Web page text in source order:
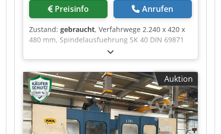
Preisinfo Anrufen
Zustand: gebraucht, Verfahrwege 2.240 x 420 x
480 mm, Spindelausfuehrung SK 40 DIN 69871
A, Drehzahlbereich 60–6.000 1/min. Steuerung
HEIDENHAIN TNC 430 PA, Messsystem
Heidenhain LS 186 in allen drei Achsen,
Kugelrollspindeln Fabrikat Deutsche Star.
Werkzeugwechsler fuer 22 SMK-Aufnahmen.
Ausstattung: Innenkuehlmittelzufuhr 20 bar,
externe Bandfilteranlage,
Scharnierbandspaenefoerderer, und B-Achse.
Auktion